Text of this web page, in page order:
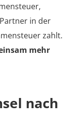
in der
zahlt.
mehr
nach